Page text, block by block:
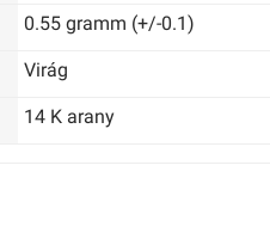
0.55 gramm (+/-0.1)
Virág
14 K arany